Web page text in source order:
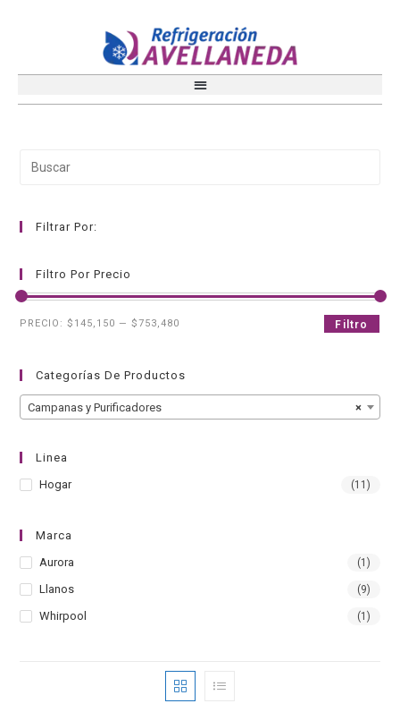
Filtrar Por:
Filtro Por Precio
Filtro
PRECIO:$145,150 —$753,480
Categorías De Productos
×
Campanas y Purificadores
Linea
Hogar
(11)
Marca
Aurora
(1)
Llanos (9)
Whirpool (1)